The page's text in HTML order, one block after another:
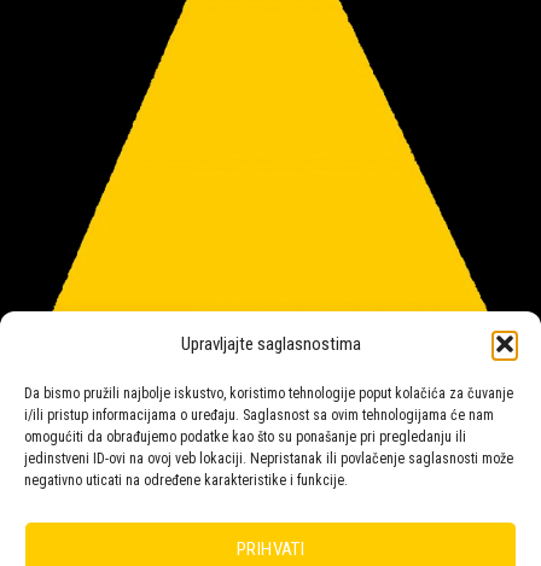
Upravljajte saglasnostima
Da bismo pružili najbolje iskustvo, koristimo tehnologije poput kolačića za čuvanje
i/ili pristup informacijama o uređaju. Saglasnost sa ovim tehnologijama će nam
omogućiti da obrađujemo podatke kao što su ponašanje pri pregledanju ili
jedinstveni ID-ovi na ovoj veb lokaciji. Nepristanak ili povlačenje saglasnosti može
negativno uticati na određene karakteristike i funkcije.
PRIHVATI